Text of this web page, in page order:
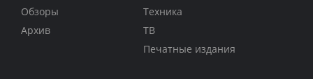
Обзоры
Архив
Техника
ТВ
Печатные издания